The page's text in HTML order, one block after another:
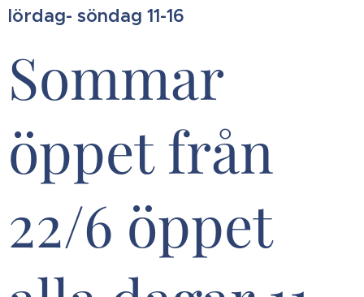
lördag- söndag 11-16
Sommar
öppet från
22/6 öppet